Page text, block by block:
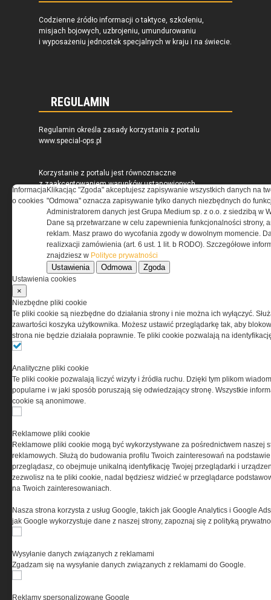
Codzienne źródło informacji o taktyce, szkoleniu,
misjach bojowych, uzbrojeniu, umundurowaniu
i wyposażeniu jednostek specjalnych w kraju i na świecie.
REGULAMIN
Regulamin określa zasady korzystania z portalu
www.special-ops.pl
Korzystanie z portalu jest równoznaczne
z zaakceptowaniem warunków ustanowionych
przez Grupa MEDIUM Spółka z ograniczoną
odpowiedzialnością Spółka komandytowa, nr KRS:
0000537655, NIP 1132860378, REGON 146393437
(zwana dalej Grupa MEDIUM) w postaci Regulaminu.
Przeczytaj regulamin
PRYWATNOŚĆ
w celu świadczenia usług na najwyższym poziomie,
w tym w sposób dostosowany do indywidualnych potrzeb.
Korzystanie z witryny bez zmiany ustawień dotyczących
cookies oznacza, że będą one zamieszczane w Twoim
cookies. Nim Państwo zaczną korzystać z naszego
serwisu prosimy o zapoznanie się z nasząpolityką
prywatności orazinformacją o cookies.
Copyright © 2004-2019 Grupa MEDIUM Spółka z ograniczoną odpowiedzialnością
Spółka komandytowa, nr KRS: 0000537655. Wszelkie prawa, w tym Autora,
Wydawcy i Producenta bazy danych zastrzeżone. Jakiekolwiek dalsze
Informacja
o cookies
Klikacjąc "Zgoda" akceptujesz zapisywanie wszystkich danych na
"Odmowa" oznacza zapisywanie tylko danych niezbędnych do
Administratorem danych jest Grupa Medium sp. z o.o. z siedzibą w
Dane są przetwarzane w celu zapewnienia funkcjonalności strony,
reklam. Masz prawo do wycofania zgody w dowolnym momencie.
realizxacji zamówienia (art. 6 ust. 1 lit. b RODO). Szczegółowe
znajdziesz w Polityce prywatności
Ustawienia Odmowa Zgoda
Ustawienia cookies
×
Niezbędne pliki cookie
Te pliki cookie są niezbędne do działania strony i nie można ich wyłączyć.
zawartości koszyka użytkownika. Możesz ustawić przeglądarkę tak, aby
strona nie będzie działała poprawnie. Te pliki cookie pozwalają na
Analityczne pliki cookie
Te pliki cookie pozwalają liczyć wizyty i źródła ruchu. Dzięki tym plikom
popularne i w jaki sposób poruszają się odwiedzający stronę. Wszystkie
cookie są anonimowe.
Reklamowe pliki cookie
Reklamowe pliki cookie mogą być wykorzystywane za pośrednictwem naszej
reklamowych. Służą do budowania profilu Twoich zainteresowań na
przeglądasz, co obejmuje unikalną identyfikację Twojej przeglądarki i
zezwolisz na te pliki cookie, nadal będziesz widzieć w przeglądarce
na Twoich zainteresowaniach.
Nasza strona korzysta z usług Google, takich jak Google Analytics i Google
jak Google wykorzystuje dane z naszej strony, zapoznaj się z polityką
Wysyłanie danych związanych z reklamami
Zgadzam się na wysyłanie danych związanych z reklamami do Google.
Reklamy spersonalizowane Google